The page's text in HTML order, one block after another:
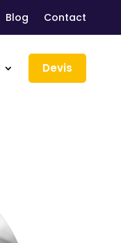
Blog Contact
Devis